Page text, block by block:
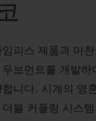
피스 제품과 마
무브먼트를 개발
니다. 시계의 영
블 커플링 시스